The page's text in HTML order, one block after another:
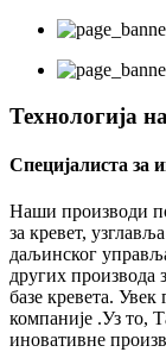
Технологија
Специјалиста за
Наши производи
за кревет,
даљинског
других производа
базе кревета. Увек
компаније .Уз то,
иновативне